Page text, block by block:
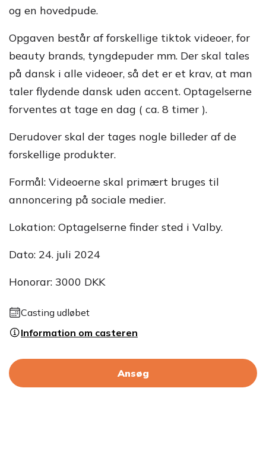
og en hovedpude.
Opgaven består af forskellige tiktok videoer, for
beauty brands, tyngdepuder mm. Der skal tales
på dansk i alle videoer, så det er et krav, at man
taler flydende dansk uden accent. Optagelserne
forventes at tage en dag ( ca. 8 timer ).
Derudover skal der tages nogle billeder af de
forskellige produkter.
Formål: Videoerne skal primært bruges til
annoncering på sociale medier.
Lokation: Optagelserne finder sted i Valby.
Dato: 24. juli 2024
Honorar: 3000 DKK
Casting udløbet
Information om casteren
Ansøg